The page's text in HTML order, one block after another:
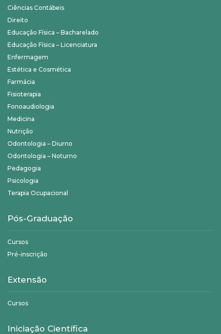
Ciências Contábeis
Direito
Educação Física – Bacharelado
Educação Física – Licenciatura
Enfermagem
Estética e Cosmética
Farmácia
Fisioterapia
Fonoaudiologia
Medicina
Nutrição
Odontologia – Diurno
Odontologia – Noturno
Pedagogia
Psicologia
Terapia Ocupacional
Pós-Graduação
Cursos
Pré-inscrição
Extensão
Cursos
Iniciação Científica